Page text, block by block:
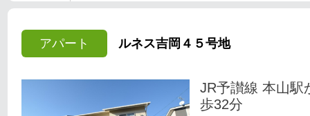
アパート ルネス吉岡４５号地
JR予讃線 本山駅
歩32分